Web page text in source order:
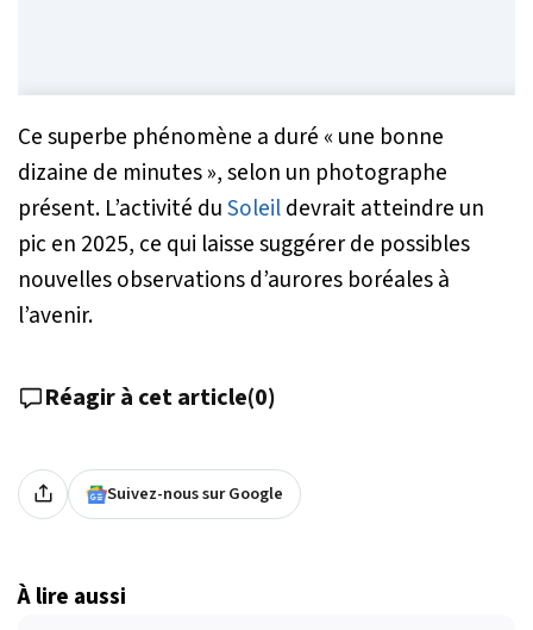
Ce superbe phénomène a duré « une bonne
dizaine de minutes», selon un photographe
présent. L’activité duSoleildevrait atteindre un
pic en 2025, ce qui laisse suggérer de possibles
nouvelles observations d’aurores boréales à
l’avenir.
Réagir à cet article(0)
Suivez-nous sur Google
À lire aussi